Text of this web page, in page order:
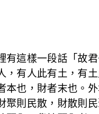
這樣一段話「故君
，有人此有土，有
本也，財者末也。
聚則民散，財散則